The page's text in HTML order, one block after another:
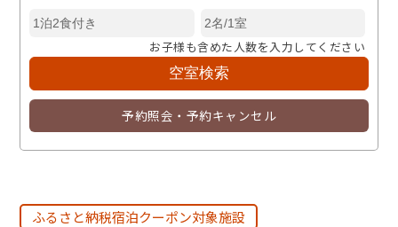
お子様も含めた人数を入力してください
予約照会・予約キャンセル
ふるさと納税宿泊クーポン対象施設